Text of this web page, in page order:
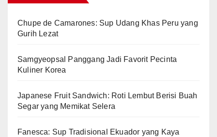
Chupe de Camarones: Sup Udang Khas Peru yang
Gurih Lezat
Samgyeopsal Panggang Jadi Favorit Pecinta
Kuliner Korea
Japanese Fruit Sandwich: Roti Lembut Berisi Buah
Segar yang Memikat Selera
Fanesca: Sup Tradisional Ekuador yang Kaya